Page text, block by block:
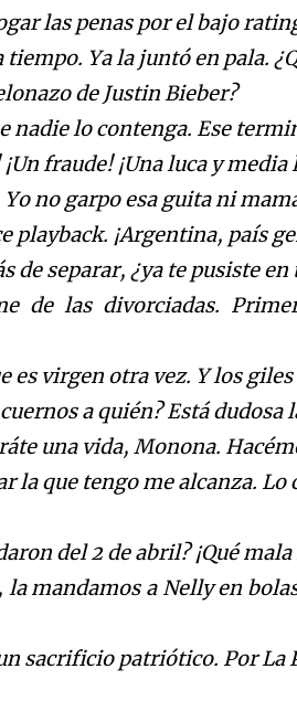
las penas por el bajo
tiempo. Ya la juntó en pala.¿
de Justin Bieber?
nadie lo contenga. Ese
¡Un fraude!¡Una luca y media
no garpo esa guita ni mam
playback. ¡Argentina, país
sde separar,¿ya te pusiste en
de las divorciadas.
es virgen otra vez. Y los
a quién? Estádudosa
áte una vida, Monona. Hacé
la que tengo me alcanza. Lo
del 2 de abril?¡Quémala
mandamos a Nellyen
sacrificio patriótico. Por La